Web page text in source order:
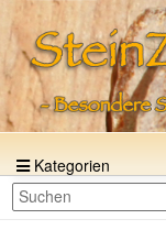
Kategorien